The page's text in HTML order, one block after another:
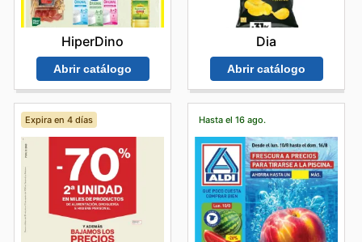
HiperDino
Abrir catálogo
Dia
Abrir catálogo
Expira en 4 días Hasta el 16 ago.